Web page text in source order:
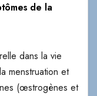
de la
dans la vie
menstruation et
(œstrogènes et